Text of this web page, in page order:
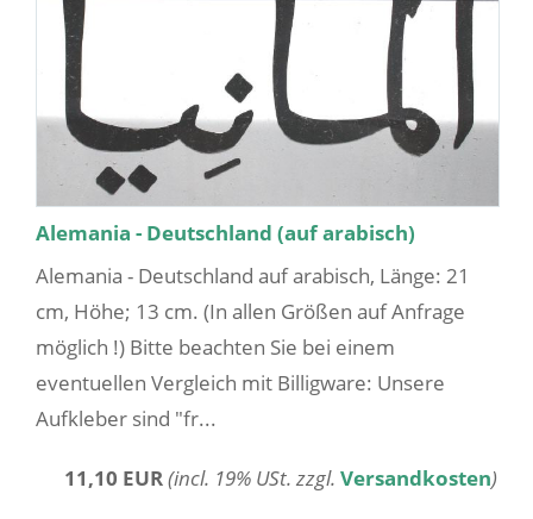
Alemania - Deutschland (auf arabisch)
Alemania - Deutschland auf arabisch, Länge: 21
cm, Höhe; 13 cm. (In allen Größen auf Anfrage
möglich !) Bitte beachten Sie bei einem
eventuellen Vergleich mit Billigware: Unsere
Aufkleber sind "fr...
11,10 EUR(incl. 19% USt. zzgl. Versandkosten)